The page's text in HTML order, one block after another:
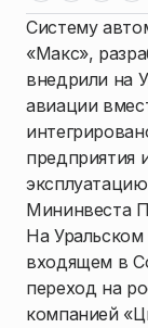
Систему
«Макс»,
внедрили на
авиации
предприятия
Мининвеста
На
входящем в
переход на
компанией